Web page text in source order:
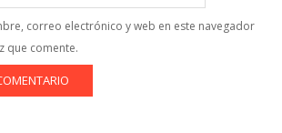
correo electrónico y web en este navegador
que comente.